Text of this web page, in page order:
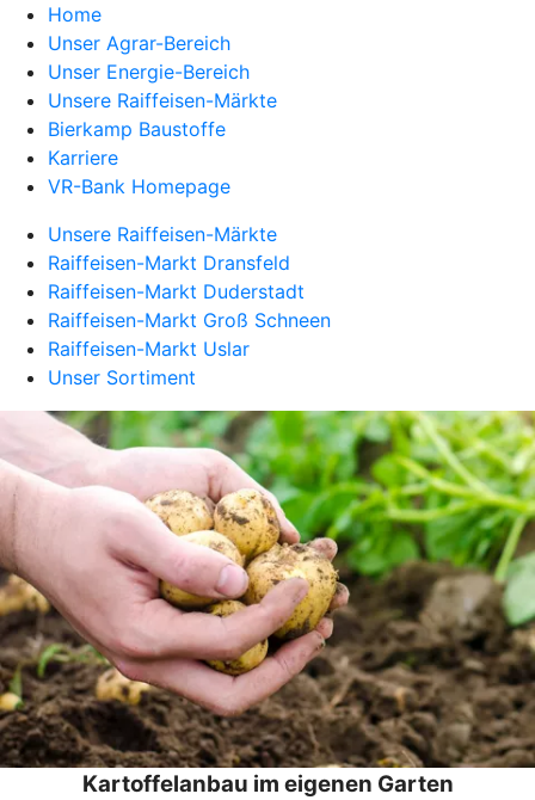
Home
Unser Agrar-Bereich
Unser Energie-Bereich
Unsere Raiffeisen-Märkte
Bierkamp Baustoffe
Karriere
VR-Bank Homepage
Unsere Raiffeisen-Märkte
Raiffeisen-Markt Dransfeld
Raiffeisen-Markt Duderstadt
Raiffeisen-Markt Groß Schneen
Raiffeisen-Markt Uslar
Unser Sortiment
Kartoffelanbau im eigenen Garten